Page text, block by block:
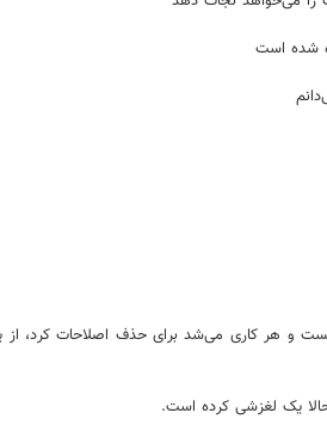
شده است
را بست و هر کاری می‌شد برای حذف اصلاحات کرد،
یک لغزشی کرده است.